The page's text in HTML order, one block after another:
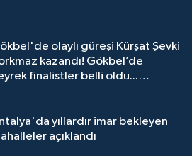
olaylı güreşi Kürşat Şevki
kazandı! Gökbel’de
finalistler belli oldu...
yıllardır imar bekleyen
açıklandı